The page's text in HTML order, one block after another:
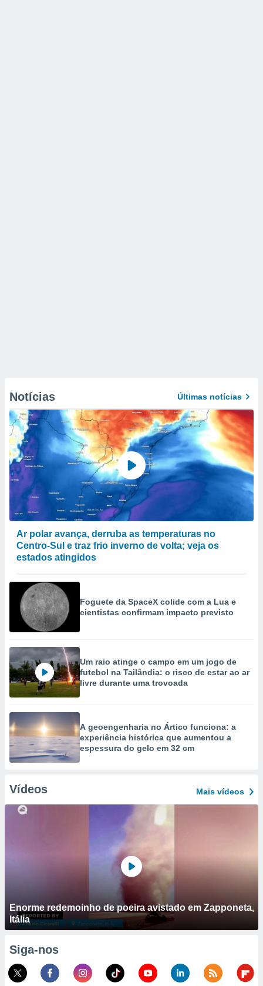
Notícias Últimas notícias
Ar polar avança, derruba as temperaturas no
Centro-Sul e traz frio inverno de volta; veja os
estados atingidos
Foguete da SpaceX colide com a Lua e
cientistas confirmam impacto previsto
Um raio atinge o campo em um jogo de
futebol na Tailândia: o risco de estar ao ar
livre durante uma trovoada
A geoengenharia no Ártico funciona: a
experiência histórica que aumentou a
espessura do gelo em 32 cm
Vídeos Mais vídeos
Enorme redemoinho de poeira avistado em Zapponeta,
Itália
Siga-nos